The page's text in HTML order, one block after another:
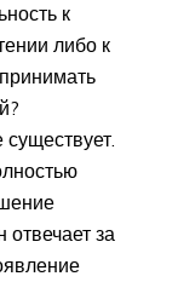
к
либо к
отвечает за